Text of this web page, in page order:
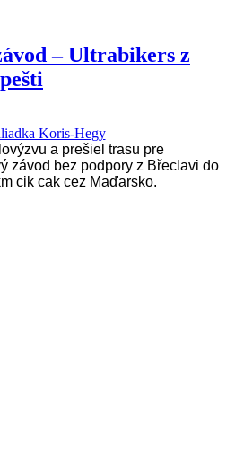
– Ultrabikers z
a prešiel trasu pre
závod bez podpory z Břeclavi do
cik cak cez Maďarsko.